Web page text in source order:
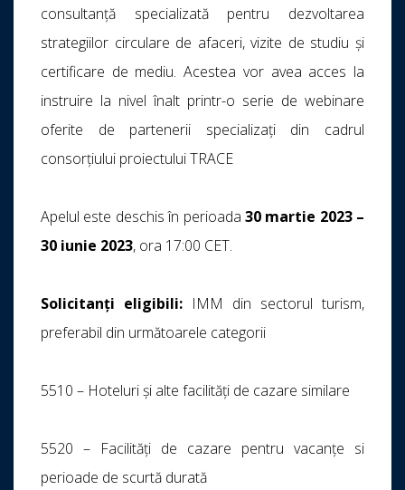
consultanță specializată pentru dezvoltarea
strategiilor circulare de afaceri, vizite de studiu și
certificare de mediu. Acestea vor avea acces la
instruire la nivel înalt printr-o serie de webinare
oferite de partenerii specializați din cadrul
consorțiului proiectului TRACE
Apelul este deschis în perioada 30 martie 2023 –
30 iunie 2023, ora 17:00 CET.
Solicitanți eligibili: IMM din sectorul turism,
preferabil din următoarele categorii
5510 – Hoteluri și alte facilități de cazare similare
5520 – Facilități de cazare pentru vacanțe si
perioade de scurtă durată